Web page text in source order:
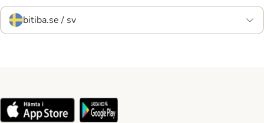
bitiba.se / sv